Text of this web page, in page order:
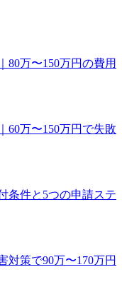
80万〜150万円の費用
60万〜150万円で失敗
条件と5つの申請ステ
対策で90万〜170万円